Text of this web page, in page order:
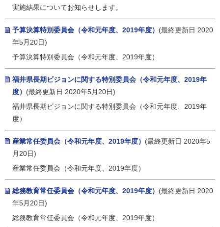
実施結果についてお知らせします。
予算決算特別委員会（令和元年度、2019年度） (最終更新日 2020
年5月20日)
予算決算特別委員会（令和元年度、2019年度）
福井県長期ビジョンに関する特別委員会（令和元年度、2019年
度） (最終更新日 2020年5月20日)
福井県長期ビジョンに関する特別委員会（令和元年度、2019年
度）
産業常任委員会（令和元年度、2019年度） (最終更新日 2020年5
月20日)
産業常任委員会（令和元年度、2019年度）
総務教育常任委員会（令和元年度、2019年度） (最終更新日 2020
年5月20日)
総務教育常任委員会（令和元年度、2019年度）